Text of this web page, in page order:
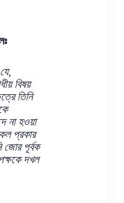
বিষয়
তিনি
না হওয়া
প্রকার
জোর পূর্বক
দখল